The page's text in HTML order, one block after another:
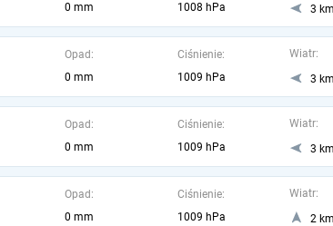
0 mm
1008 hPa
3
Opad:
0 mm
Ciśnienie:
1009 hPa
Wiatr:
3
Opad:
0 mm
Ciśnienie:
1009 hPa
Wiatr:
3
Opad:
0 mm
Ciśnienie:
1009 hPa
Wiatr:
2